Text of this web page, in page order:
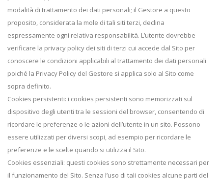
modalità di trattamento dei dati personali; il Gestore a questo
proposito, considerata la mole di tali siti terzi, declina
espressamente ogni relativa responsabilità. L’utente dovrebbe
verificare la privacy policy dei siti di terzi cui accede dal Sito per
conoscere le condizioni applicabili al trattamento dei dati personali
poiché la Privacy Policy del Gestore si applica solo al Sito come
sopra definito.
Cookies persistenti: i cookies persistenti sono memorizzati sul
dispositivo degli utenti tra le sessioni del browser, consentendo di
ricordare le preferenze o le azioni dell’utente in un sito. Possono
essere utilizzati per diversi scopi, ad esempio per ricordare le
preferenze e le scelte quando si utilizza il Sito.
Cookies essenziali: questi cookies sono strettamente necessari per
il funzionamento del Sito. Senza l’uso di tali cookies alcune parti del